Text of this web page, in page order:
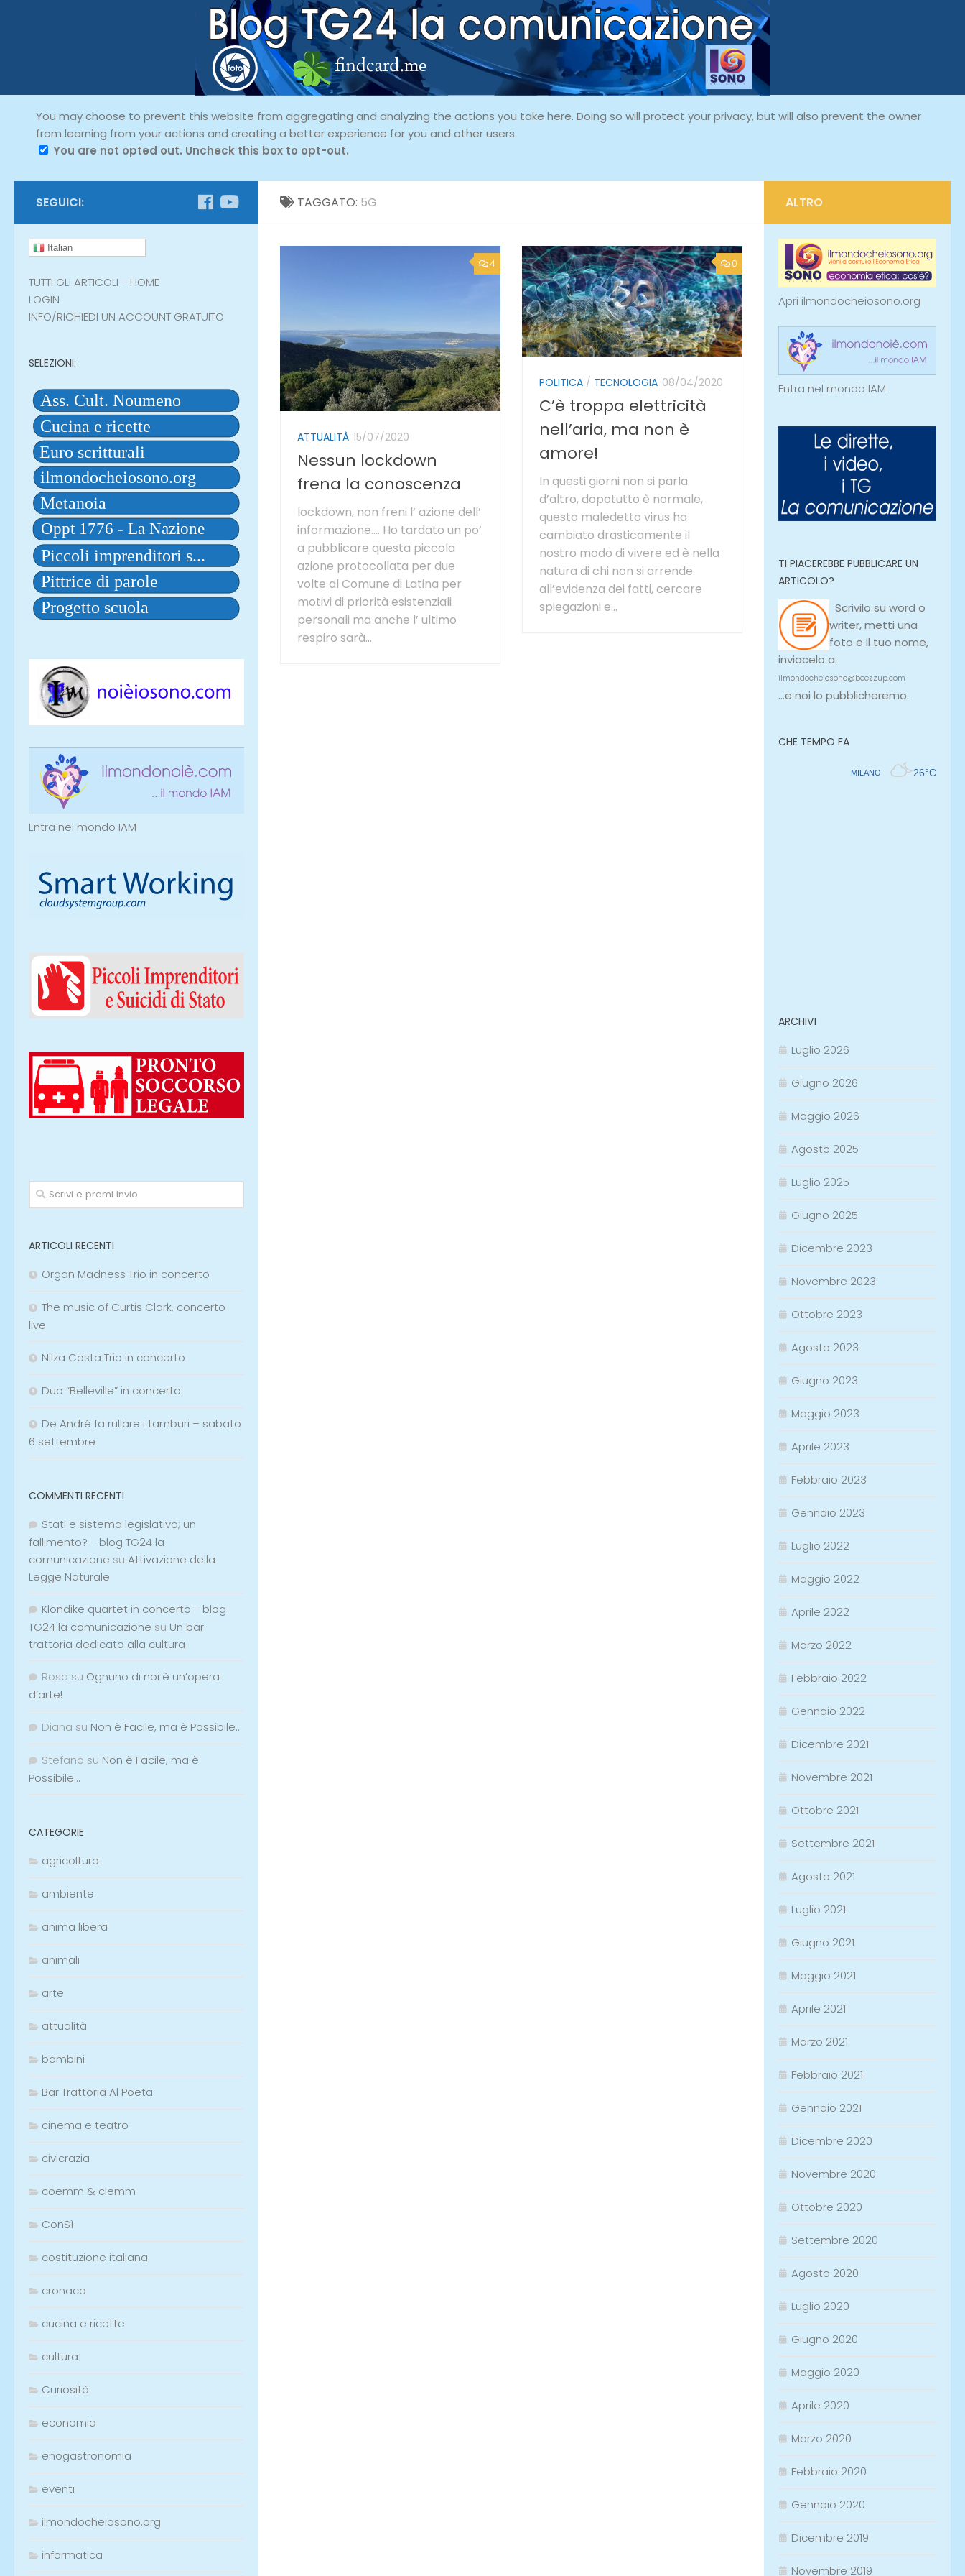
You may choose to prevent this website from aggregating and analyzing the actions you take here. Doing so will protect your privacy, but will also prevent the owner
from learning from your actions and creating a better experience for you and other users.
You are not opted out. Uncheck this box to opt-out.
TAGGATO: 5G
4
ATTUALITÀ 15/07/2020
Nessun lockdown
frena la conoscenza
lockdown, non freni l’ azione dell’
informazione…. Ho tardato un po’
a pubblicare questa piccola
azione protocollata per due
volte al Comune di Latina per
motivi di priorità esistenziali
personali ma anche l’ ultimo
respiro sarà...
0
POLITICA / TECNOLOGIA 08/04/2020
C’è troppa elettricità
nell’aria, ma non è
amore!
In questi giorni non si parla
d’altro, dopotutto è normale,
questo maledetto virus ha
cambiato drasticamente il
nostro modo di vivere ed è nella
natura di chi non si arrende
all’evidenza dei fatti, cercare
spiegazioni e...
SEGUICI:
Italian
TUTTI GLI ARTICOLI - HOME
LOGIN
INFO/RICHIEDI UN ACCOUNT GRATUITO
SELEZIONI:
Entra nel mondo IAM
ARTICOLI RECENTI
Organ Madness Trio in concerto
The music of Curtis Clark, concerto
live
Nilza Costa Trio in concerto
Duo “Belleville” in concerto
De André fa rullare i tamburi – sabato
6 settembre
COMMENTI RECENTI
Stati e sistema legislativo; un
fallimento? - blog TG24 la
comunicazione su Attivazione della
Legge Naturale
Klondike quartet in concerto - blog
TG24 la comunicazione su Un bar
trattoria dedicato alla cultura
Rosa su Ognuno di noi è un’opera
d’arte!
Diana su Non è Facile, ma è Possibile…
Stefano su Non è Facile, ma è
Possibile…
CATEGORIE
agricoltura
ambiente
anima libera
animali
arte
attualità
bambini
Bar Trattoria Al Poeta
cinema e teatro
civicrazia
coemm & clemm
ConSì
costituzione italiana
cronaca
cucina e ricette
cultura
Curiosità
economia
enogastronomia
eventi
ilmondocheiosono.org
informatica
ALTRO
Apri ilmondocheiosono.org
Entra nel mondo IAM
TI PIACEREBBE PUBBLICARE UN
ARTICOLO?
Scrivilo su word o
writer, metti una
foto e il tuo nome,
inviacelo a:
ilmondocheiosono@beezzup.com
...e noi lo pubblicheremo.
CHE TEMPO FA
ARCHIVI
Luglio 2026
Giugno 2026
Maggio 2026
Agosto 2025
Luglio 2025
Giugno 2025
Dicembre 2023
Novembre 2023
Ottobre 2023
Agosto 2023
Giugno 2023
Maggio 2023
Aprile 2023
Febbraio 2023
Gennaio 2023
Luglio 2022
Maggio 2022
Aprile 2022
Marzo 2022
Febbraio 2022
Gennaio 2022
Dicembre 2021
Novembre 2021
Ottobre 2021
Settembre 2021
Agosto 2021
Luglio 2021
Giugno 2021
Maggio 2021
Aprile 2021
Marzo 2021
Febbraio 2021
Gennaio 2021
Dicembre 2020
Novembre 2020
Ottobre 2020
Settembre 2020
Agosto 2020
Luglio 2020
Giugno 2020
Maggio 2020
Aprile 2020
Marzo 2020
Febbraio 2020
Gennaio 2020
Dicembre 2019
Novembre 2019